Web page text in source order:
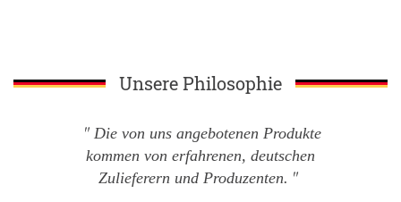
Unsere Philosophie
Die von uns angebotenen Produkte
kommen von erfahrenen, deutschen
Zulieferern und Produzenten.